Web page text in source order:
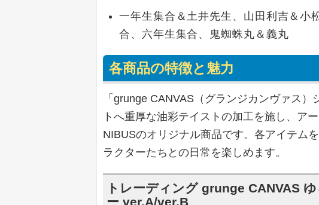
一年生集合＆土井先生、山田利吉＆小
合、六年生集合、鬼蜘蛛丸＆義丸
各商品の特徴と魅力
「grunge CANVAS（グランジカンヴァス
トへ重厚な油彩テイストの加工を施し、ア
NIBUSのオリジナル商品です。各アイテム
ラクターたちとの日常を楽しめます。
トレーディング grunge CANVAS
ー ver.A/ver.B